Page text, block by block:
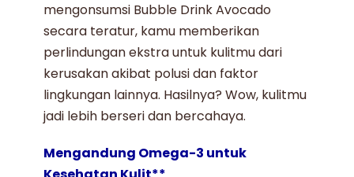
mengonsumsi Bubble Drink Avocado
secara teratur, kamu memberikan
perlindungan ekstra untuk kulitmu dari
kerusakan akibat polusi dan faktor
lingkungan lainnya. Hasilnya? Wow, kulitmu
jadi lebih berseri dan bercahaya.
Mengandung Omega-3 untuk